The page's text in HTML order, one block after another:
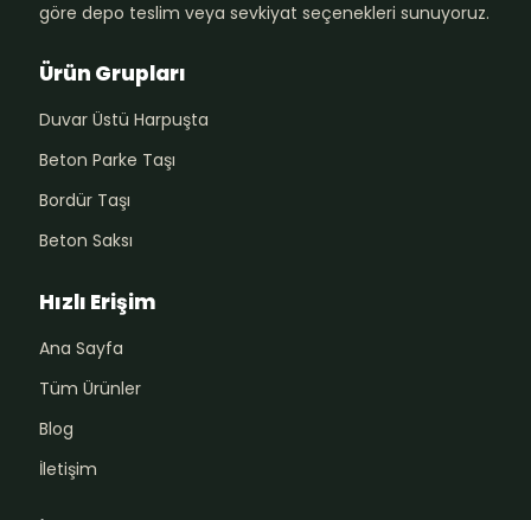
göre depo teslim veya sevkiyat seçenekleri sunuyoruz.
Ürün Grupları
Duvar Üstü Harpuşta
Beton Parke Taşı
Bordür Taşı
Beton Saksı
Hızlı Erişim
Ana Sayfa
Tüm Ürünler
Blog
İletişim